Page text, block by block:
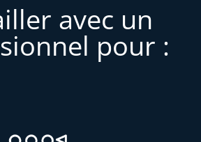
avec un
pour :